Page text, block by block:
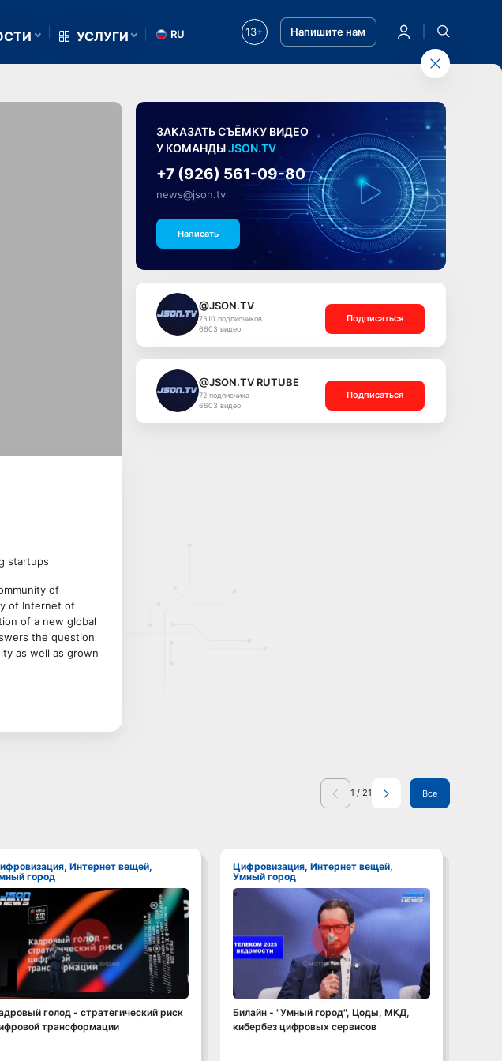
УСЛУГИ RU 13+ Напишите нам
startups
of
of Internet of
of a new global
the question
as well as grown
ЗАКАЗАТЬ СЪЁМКУ ВИДЕО
У КОМАНДЫJSON.TV
+7 (926) 561-09-80
news@json.tv
Написать
@JSON.TV
7310 подписчиков
6603 видео
Подписаться
@JSON.TV RUTUBE
72 подписчика
6603 видео
Подписаться
1 / 21 Все
город
Смотреть видео
голод - стратегический риск
трансформации
Цифровизация, Интернет вещей,
Умный город
Смотреть видео
Билайн - "Умный город", Цоды, МКД,
кибербез цифровых сервисов